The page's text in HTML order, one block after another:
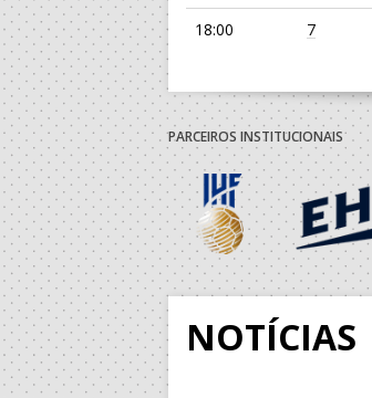
18:00
7
19:00 139
30-AGO-2026
14:00 138
15:00 136
5-SET-2026
PARCEIROS INSTITUCIONAIS
NOTÍCIAS